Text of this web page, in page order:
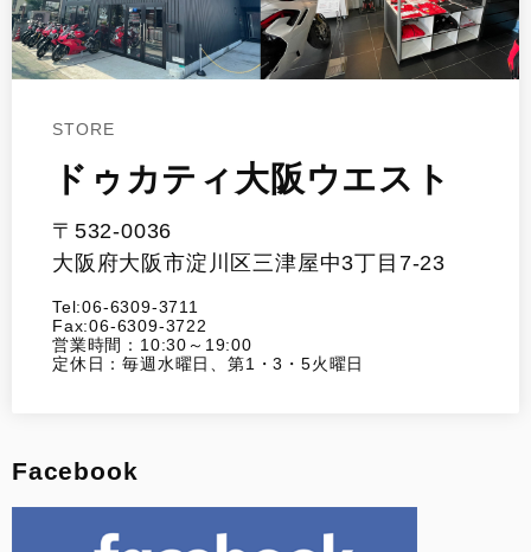
STORE
ドゥカティ大阪ウエスト
〒532-0036
大阪府大阪市淀川区三津屋中3丁目7-23
Tel:06-6309-3711
Fax:06-6309-3722
営業時間：10:30～19:00
定休日：毎週水曜日、第1・3・5火曜日
Facebook